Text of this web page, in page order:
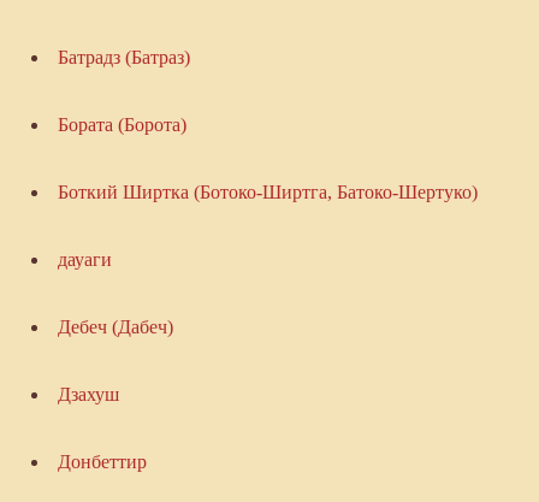
Батрадз (Батраз)
Бората (Борота)
Боткий Ширтка (Ботоко-Ширтга, Батоко-Шертуко)
дауаги
Дебеч (Дабеч)
Дзахуш
Донбеттир